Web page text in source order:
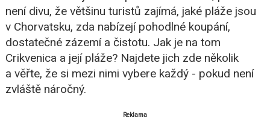
není divu, že většinu turistů zajímá, jaké pláže jsou
v Chorvatsku, zda nabízejí pohodlné koupání,
dostatečné zázemí a čistotu. Jak je na tom
Crikvenica a její pláže? Najdete jich zde několik
a věřte, že si mezi nimi vybere každý - pokud není
zvláště náročný.
Reklama